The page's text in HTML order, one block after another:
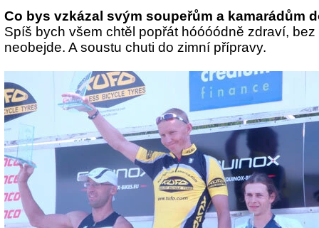
Co bys vzkázal svým soupeřům a kamarádům
Spíš bych všem chtěl popřát hóóóódně zdraví,
neobejde. A soustu chuti do zimní přípravy.